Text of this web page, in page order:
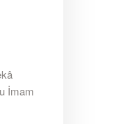
İmam